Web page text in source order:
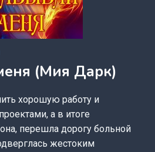
(Мия Дарк)
хорошую работу и
а в итоге
перешла дорогу больной
жестоким